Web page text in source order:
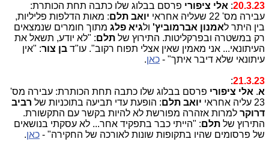
20.3.23
: אלי ציפורי פרסם בבלוג שלו כתבה תחת הכותרת:
עבירה מס' 22 שעליה אחראי
יואב תלם: מאות הדלפות פליליות,
בין היתר לאמנון אברמוביץ' ולגיא פלג מתוך חומרים שנמצאים
רק במשטרה ובפרקליטות. התירוץ של תלם: "לא יודע, תשאל את
העיתונאי... אני מאמין שאין אצלי תפוח רקוב". עו"ד בן צור: "אין
עיתונאי שלא דיבר איתך" - כאן.
21.3.23
:
א. אלי ציפורי פרסם בבלוג שלו כתבה תחת הכותרת: עבירה מס'
23 עליה אחראי
יואב תלם: הופעת עדי תביעה בתוכניות של רביב
דרוקר למרות אזהרה מפורשת לא להיות בקשר עם התקשורת.
התירוץ של תלם: "הייתי כבר בתפקיד אחר... לא עסקתי בנושאים
של פרסומים שהיו בתקופות שונות לאורכה של החקירה" - כאן.